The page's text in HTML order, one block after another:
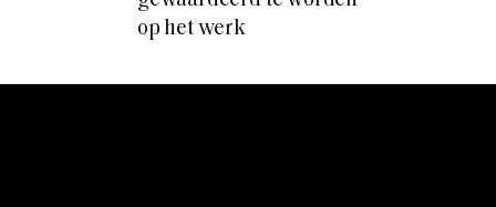
op het werk